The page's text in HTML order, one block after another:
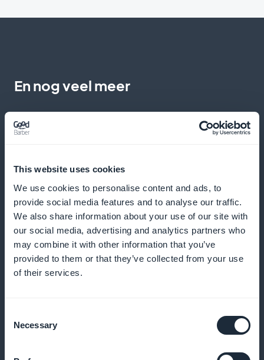
This website uses cookies
We use cookies to personalise content and ads, to
provide social media features and to analyse our traffic.
We also share information about your use of our site with
our social media, advertising and analytics partners who
may combine it with other information that you’ve
provided to them or that they’ve collected from your use
of their services.
Selection
Necessary
En nog veel meer
Gedetailleerde statistieken over
abonnees op filosofie en gedachte-
inhoud
Krijg toegang tot nauwkeurige analyses van je
abonnees en optimaliseer je contentstrategie
Widget voor abonnementenpromotie
beschikbaar op de startpagina van de